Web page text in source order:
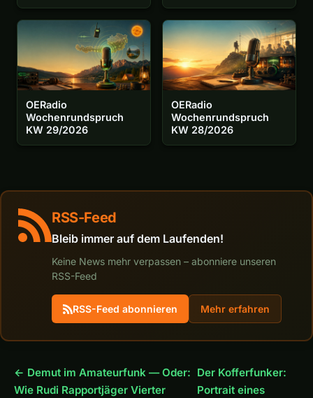
OERadio
Wochenrundspruch
KW 29/2026
OERadio
Wochenrundspruch
KW 28/2026
RSS-Feed
Bleib immer auf dem Laufenden!
Keine News mehr verpassen – abonniere unseren
RSS-Feed
RSS-Feed abonnieren Mehr erfahren
← Demut im Amateurfunk — Oder:
Wie Rudi Rapportjäger Vierter
Der Kofferfunker:
Portrait eines